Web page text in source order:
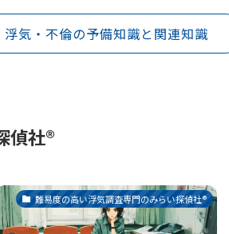
浮気・不倫の予備知識と関連知識
偵社®︎
難易度の高い浮気調査専門のみらい探偵社®︎